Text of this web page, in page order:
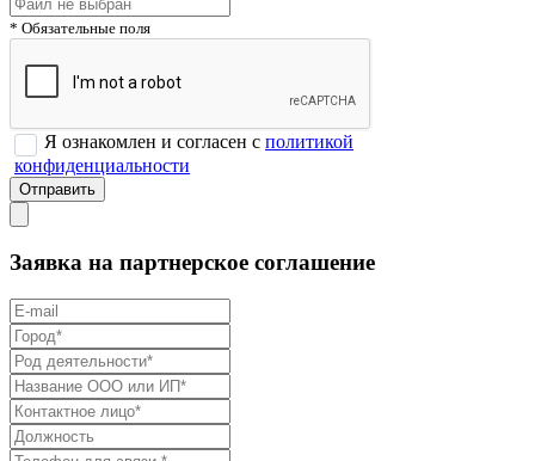
* Обязательные поля
Я ознакомлен и согласен с политикой
конфиденциальности
Заявка на партнерское соглашение